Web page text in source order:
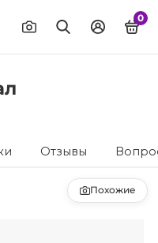
0
Отзывы
Похожие